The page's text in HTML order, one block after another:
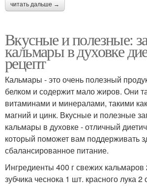
читать дальше →
Вкусные и полезные:
кальмары в духовке
рецепт
Кальмары - это очень полезный
белком и содержит мало жиров. Они
витаминами и минералами, такими
магний и цинк. Вкусные и полезные
кальмары в духовке - отличный
который поможет вам поддерживать
сбалансированное питание.
Ингредиенты 400 г свежих
зубчика чеснока 1 шт. красного лука